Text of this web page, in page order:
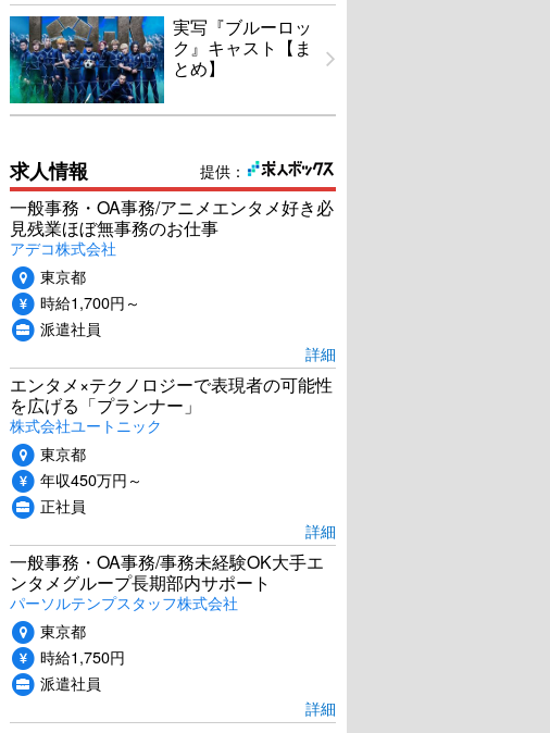
実写『ブルーロッ
ク』キャスト【ま
とめ】
提供：
求人情報
一般事務・OA事務/アニメエンタメ好き必
見残業ほぼ無事務のお仕事
アデコ株式会社
東京都
時給1,700円～
派遣社員
詳細
エンタメ×テクノロジーで表現者の可能性
を広げる「プランナー」
株式会社ユートニック
東京都
年収450万円～
正社員
詳細
一般事務・OA事務/事務未経験OK大手エ
ンタメグループ長期部内サポート
パーソルテンプスタッフ株式会社
東京都
時給1,750円
派遣社員
詳細